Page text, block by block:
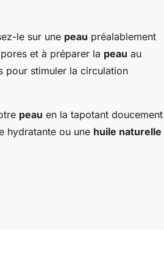
le sur une peau préalablement
et à préparer la peau au
pour stimuler la circulation
peau en la tapotant doucement
hydratante ou une huile naturelle